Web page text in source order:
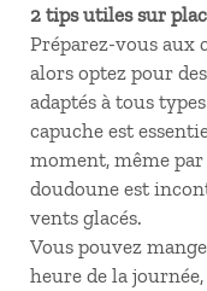
2 tips utiles sur
Préparez-vous aux
alors optez pour
adaptés à tous
capuche est
moment, même
doudoune est
vents glacés.
Vous pouvez
heure de la